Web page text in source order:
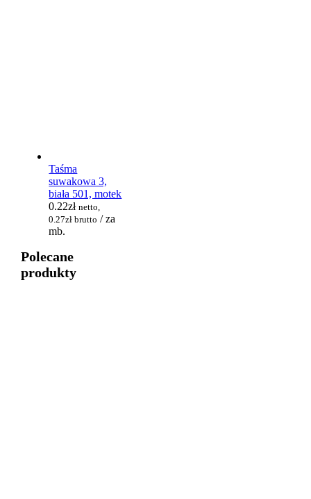
Taśma
suwakowa 3,
biała 501, motek
0.22zł netto,
0.27zł brutto / za
mb.
Polecane
produkty